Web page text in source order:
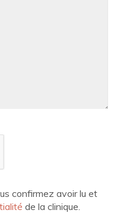
confirmez avoir lu et
de la clinique.